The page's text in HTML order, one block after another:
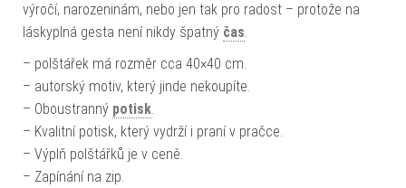
výročí, narozeninám, nebo jen tak pro radost – protože na
láskyplná gesta není nikdy špatný čas.
– polštářek má rozměr cca 40×40 cm.
– autorský motiv, který jinde nekoupíte.
– Oboustranný potisk.
– Kvalitní potisk, který vydrží i praní v pračce.
– Výplň polštářků je v ceně.
– Zapínání na zip.